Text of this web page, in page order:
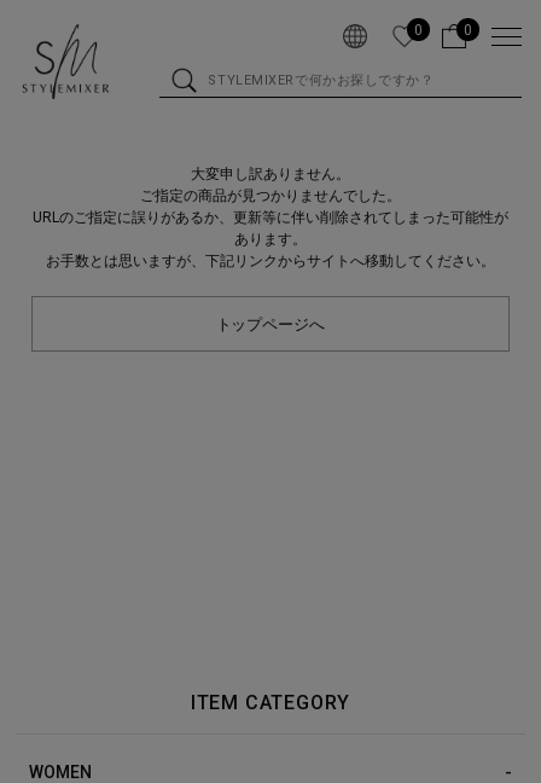
0 0
大変申し訳ありません。
ご指定の商品が見つかりませんでした。
URLのご指定に誤りがあるか、更新等に伴い削除されてしまった可能性が
あります。
お手数とは思いますが、下記リンクからサイトへ移動してください。
トップページへ
ITEM CATEGORY
WOMEN